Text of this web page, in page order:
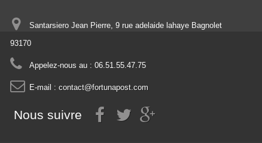
Santarsiero Jean Pierre, 9 rue adelaide lahaye Bagnolet
93170
Appelez-nous au : 06.51.55.47.75
E-mail : contact@fortunapost.com
Nous suivre